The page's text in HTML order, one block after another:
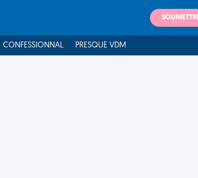
CONFESSIONNAL PRESQUE VDM